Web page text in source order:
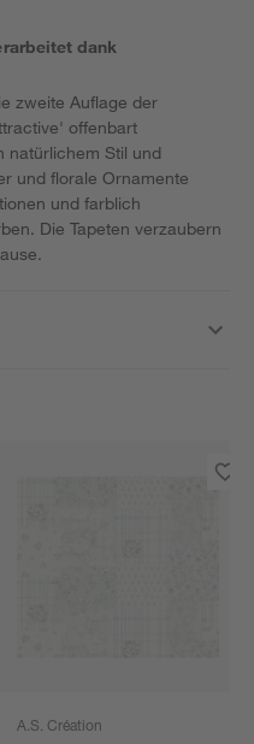
dank
zweite Auflage der
offenbart
natürlichem Stil und
und florale Ornamente
und farblich
Die Tapeten verzaubern
A.S. Création